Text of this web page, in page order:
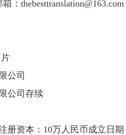
： thebesttranslation@163.com
公司
公司存续
册资本：10万人民币成立日期